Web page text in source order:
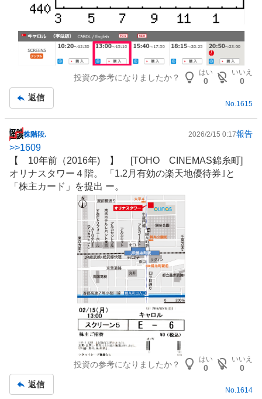
投資の参考になりましたか？
はい
0
いいえ
0
返信
No. 1615
掲
示
板
記
株階段. 2026/2/15 0:17報告
>>1609
【 10年前（2016年) 】 [TOHO CINEMAS錦糸町]
オリナスタワー４階。 「1.2月有効の楽天地優待券｣と
「株主カード」を提出 ー。
投資の参考になりましたか？
はい
0
いいえ
0
返信
No.1614